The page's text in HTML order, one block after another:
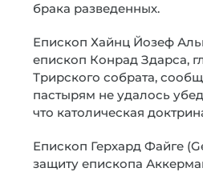
брака разведенных.
Епископ Хайнц Йозеф
епископ Конрад Здарса,
Трирского собрата,
пастырям не удалось
что католическая
Епископ Герхард Файге
защиту епископа